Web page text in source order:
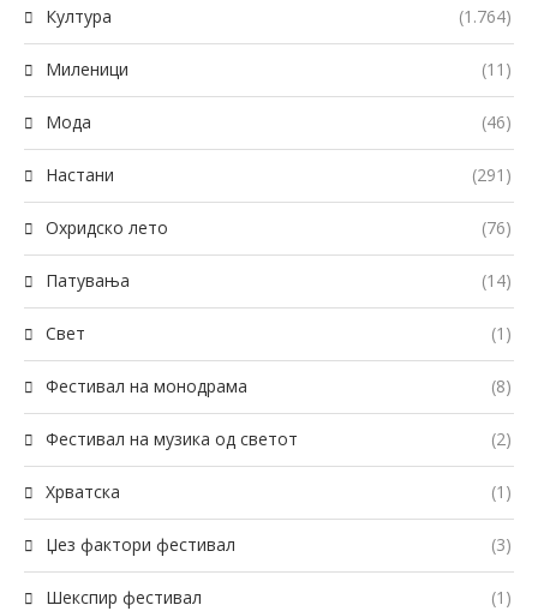
Култура (1.764)
Миленици (11)
Мода (46)
Настани (291)
Охридско лето (76)
Патувања (14)
Свет (1)
Фестивал на монодрама (8)
Фестивал на музика од светот (2)
Хрватска (1)
Џез фактори фестивал (3)
Шекспир фестивал (1)